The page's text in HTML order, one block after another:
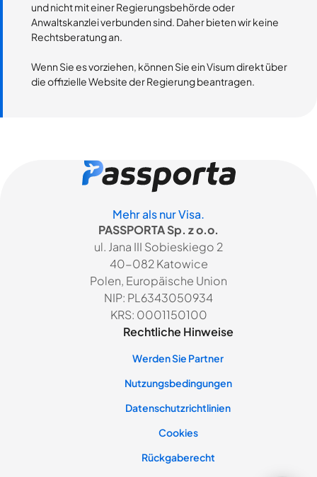
und nicht mit einer Regierungsbehörde oder
Anwaltskanzlei verbunden sind. Daher bieten wir keine
Rechtsberatung an.
Wenn Sie es vorziehen, können Sie ein Visum direkt über
die offizielle Website der Regierung beantragen.
Mehr als nur Visa.
PASSPORTA Sp. z o.o.
ul. Jana III Sobieskiego 2
40-082 Katowice
Polen, Europäische Union
NIP: PL6343050934
KRS: 0001150100
Rechtliche Hinweise
Werden Sie Partner
Nutzungsbedingungen
Datenschutzrichtlinien
Cookies
Rückgaberecht